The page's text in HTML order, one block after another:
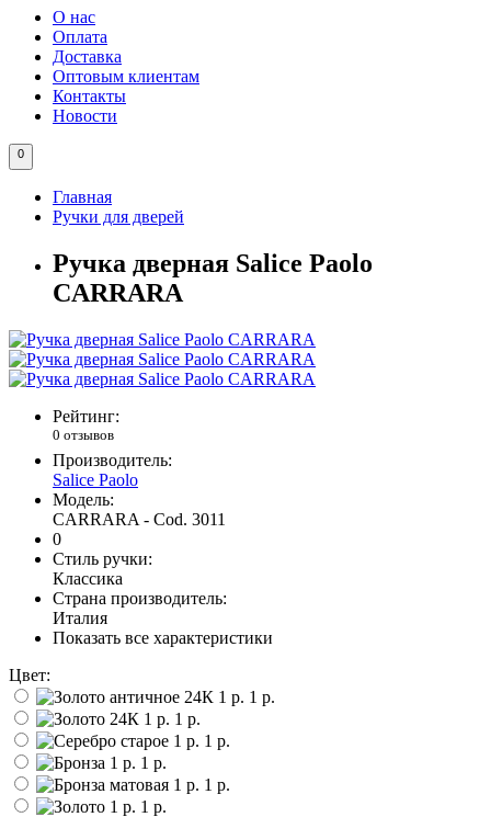
О нас
Оплата
Доставка
Оптовым клиентам
Контакты
Новости
0
Главная
Ручки для дверей
Ручка дверная Salice Paolo
CARRARA
Рейтинг:
0 отзывов
Производитель:
Salice Paolo
Модель:
CARRARA - Cod. 3011
0
Стиль ручки:
Классика
Страна производитель:
Италия
Показать все характеристики
Цвет:
1 р.
1 р.
1 р.
1 р.
1 р.
1 р.